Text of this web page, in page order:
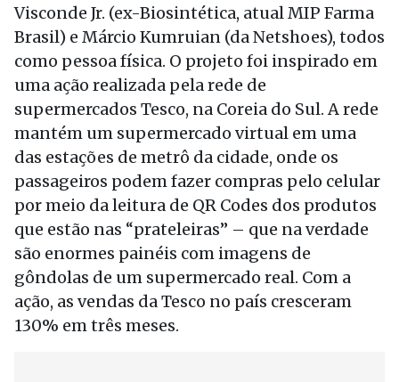
Visconde Jr. (ex-Biosintética, atual MIP Farma
Brasil) e Márcio Kumruian (da Netshoes), todos
como pessoa física. O projeto foi inspirado em
uma ação realizada pela rede de
supermercados Tesco, na Coreia do Sul. A rede
mantém um supermercado virtual em uma
das estações de metrô da cidade, onde os
passageiros podem fazer compras pelo celular
por meio da leitura de QR Codes dos produtos
que estão nas “prateleiras” – que na verdade
são enormes painéis com imagens de
gôndolas de um supermercado real. Com a
ação, as vendas da Tesco no país cresceram
130% em três meses.